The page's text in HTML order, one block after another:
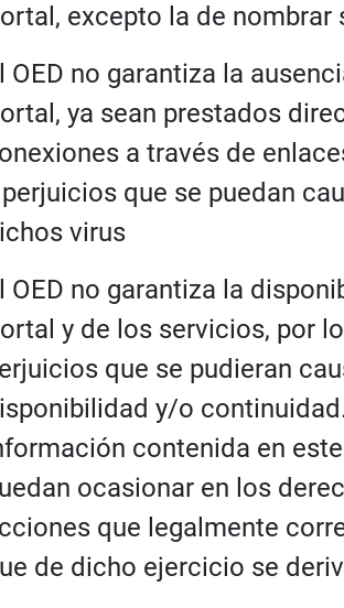
excepto la de
OED no garantiza la
ya sean prestados
a través de
que se puedan
virus
OED no garantiza la
y de los servicios, por
que se pudieran
y/o
contenida en
ocasionar en los
que legalmente
de dicho ejercicio se